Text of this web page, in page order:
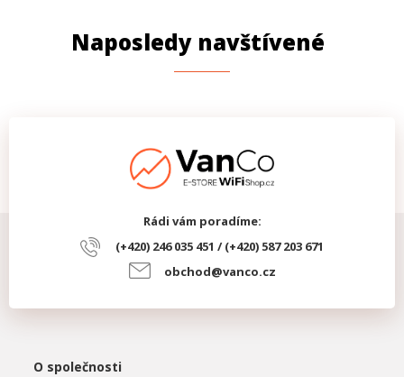
Naposledy navštívené
Rádi vám poradíme:
(+420) 246 035 451 / (+420) 587 203 671
obchod@vanco.cz
O společnosti